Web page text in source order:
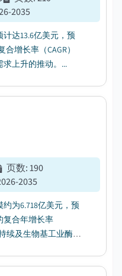
2035
达13.6亿美元，预
增长率（CAGR）
上升的推动。...
页数:190
2035
为6.718亿美元，预
复合年增长率
续及生物基工业酶需